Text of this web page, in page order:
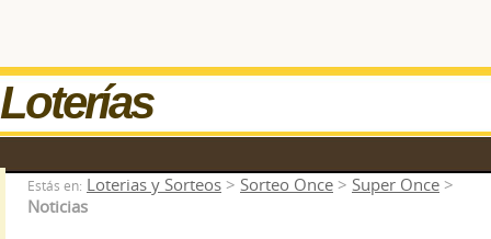
Loterías
Estás en: Loterias y Sorteos > Sorteo Once > Super Once >
Noticias